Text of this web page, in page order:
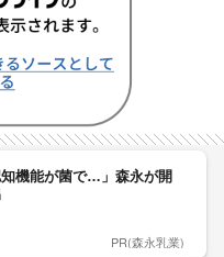
知機能が菌で…」森永が開
PR(森永乳業)